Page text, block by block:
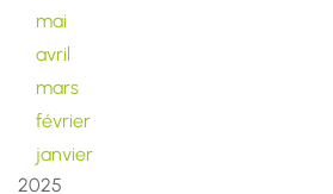
mai
avril
mars
février
janvier
2025